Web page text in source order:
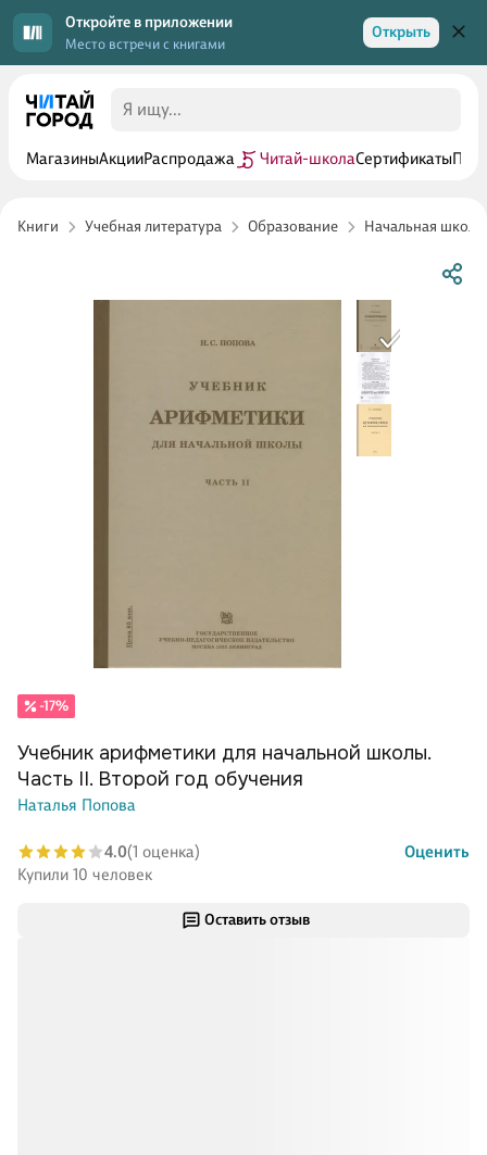
Откройте в приложении
Место встречи с книгами
Открыть
МагазиныАкцииРаспродажа Читай-школаСертификаты
Книги Учебная литература Образование Начальная школа
Оставить отзыв
-17%
Учебник арифметики для начальной школы.
Часть II. Второй год обучения
Наталья Попова
4.0(1 оценка)
Оценить
Купили 10 человек